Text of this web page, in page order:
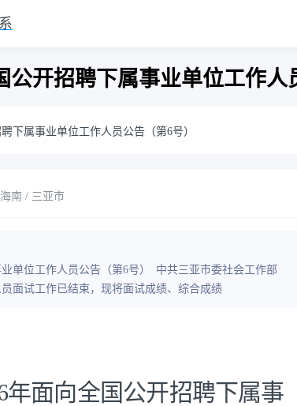
开招聘下属事业单位工作人
下属事业单位工作人员公告（第6号）
南 / 三亚市
单位工作人员公告（第6号） 中共三亚市委社会工作部
面试工作已结束，现将面试成绩、综合成绩
年面向全国公开招聘下属事